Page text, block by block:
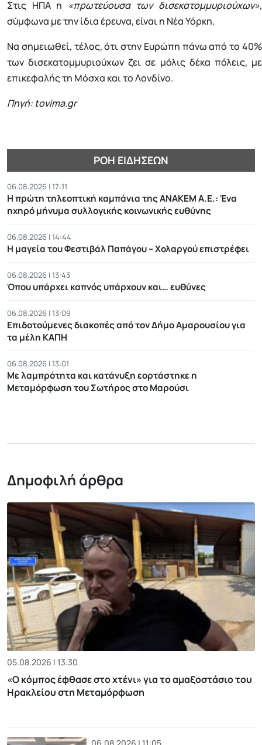
Στις ΗΠΑ η «πρωτεύουσα των δισεκατομμυριούχων»,
σύμφωνα με την ίδια έρευνα, είναι η Νέα Υόρκη.
Να σημειωθεί, τέλος, ότι στην Ευρώπη πάνω από το 40%
των δισεκατομμυριούχων ζει σε μόλις δέκα πόλεις, με
επικεφαλής τη Μόσχα και το Λονδίνο.
Πηγή: tovima.gr
ΡΟΉ ΕΙΔΉΣΕΩΝ
06.08.2026 | 17:11
Η πρώτη τηλεοπτική καμπάνια της ΑΝΑΚΕΜ Α.Ε.: Ένα
ηχηρό μήνυμα συλλογικής κοινωνικής ευθύνης
06.08.2026 | 14:44
Η μαγεία του Φεστιβάλ Παπάγου – Χολαργού επιστρέφει
06.08.2026 | 13:43
Όπου υπάρχει καπνός υπάρχουν και… ευθύνες
06.08.2026 | 13:09
Επιδοτούμενες διακοπές από τον Δήμο Αμαρουσίου για
τα μέλη ΚΑΠΗ
06.08.2026 | 13:01
Με λαμπρότητα και κατάνυξη εορτάστηκε η
Μεταμόρφωση του Σωτήρος στο Μαρούσι
Δημοφιλή άρθρα
05.08.2026 | 13:30
«Ο κόμπος έφθασε στο χτένι» για το αμαξοστάσιο του
Ηρακλείου στη Μεταμόρφωση